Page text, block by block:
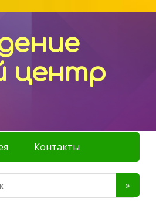
центр
Контакты